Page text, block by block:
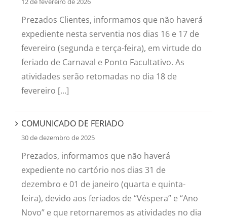
Prezados Clientes, informamos que não haverá
expediente nesta serventia nos dias 16 e 17 de
fevereiro (segunda e terça-feira), em virtude do
feriado de Carnaval e Ponto Facultativo. As
atividades serão retomadas no dia 18 de
fevereiro [...]
COMUNICADO DE FERIADO
30 de dezembro de 2025
Prezados, informamos que não haverá
expediente no cartório nos dias 31 de
dezembro e 01 de janeiro (quarta e quinta-
feira), devido aos feriados de “Véspera” e “Ano
Novo” e que retornaremos as atividades no dia